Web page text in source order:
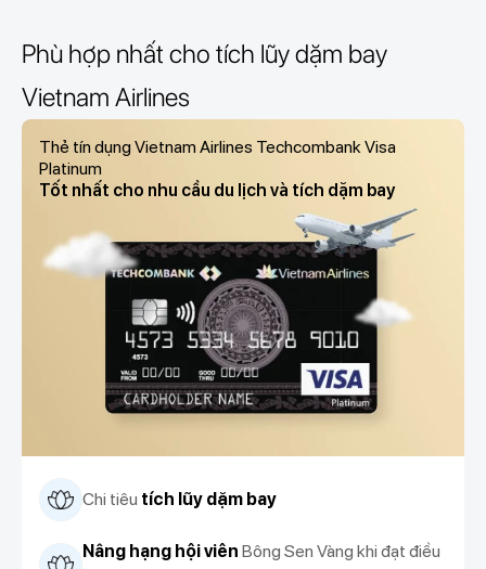
Phù hợp nhất cho tích lũy dặm bay
Vietnam Airlines
Thẻ tín dụng Vietnam Airlines Techcombank Visa
Platinum
Tốt nhất cho nhu cầu du lịch và tích dặm bay
Chi tiêu tích lũy dặm bay
Nâng hạng hội viên Bông Sen Vàng khi đạt điều